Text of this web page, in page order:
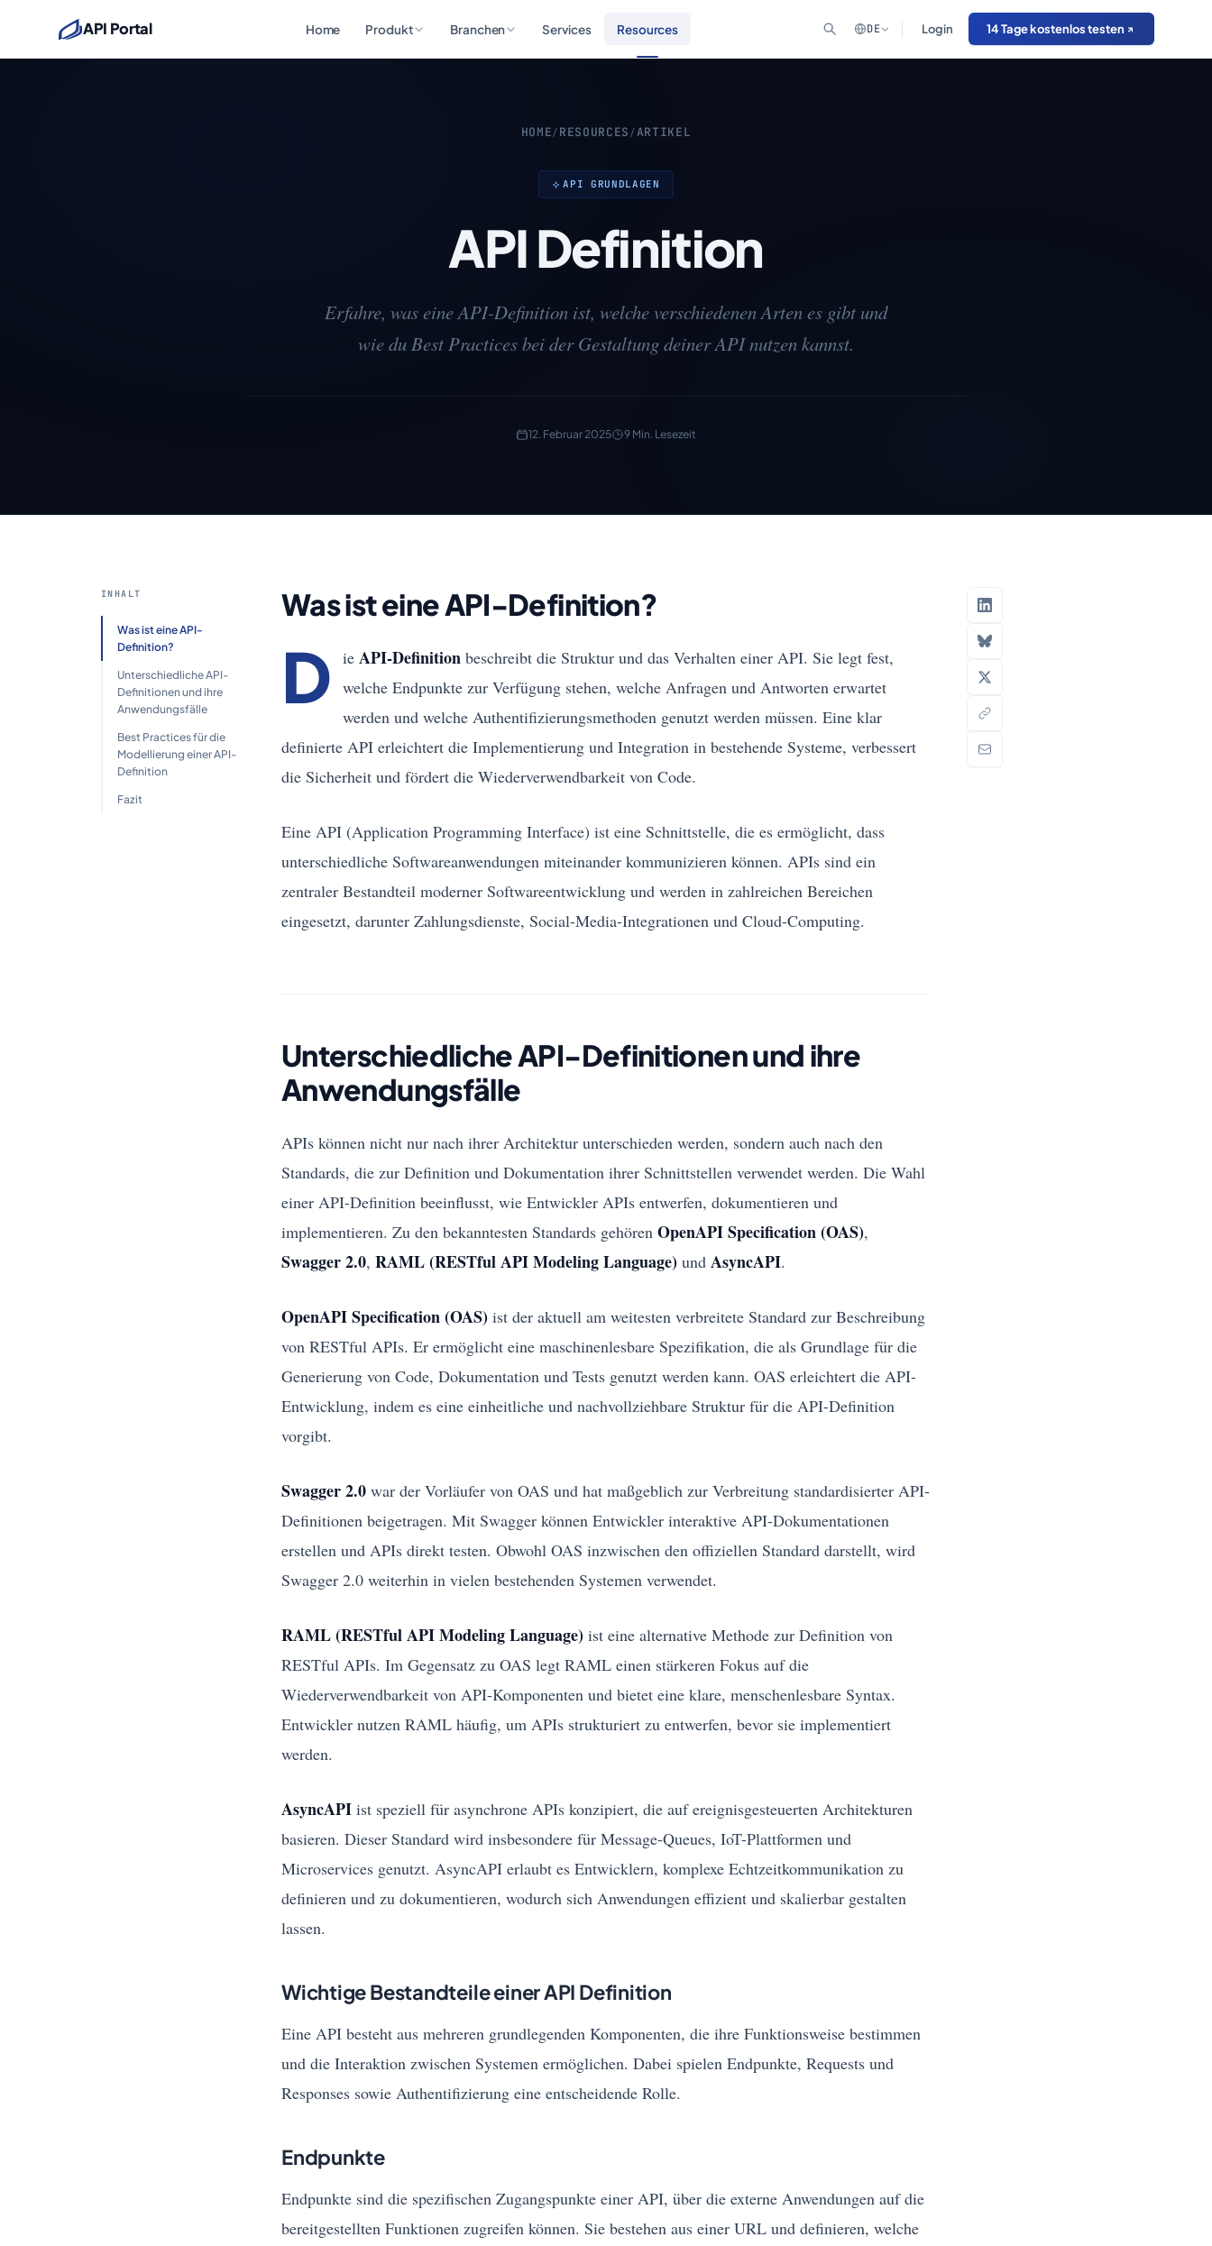
API Portal Home Produkt Branchen Services Resources DE Login 14 Tage kostenlos testen
HOME / RESOURCES /ARTIKEL
API GRUNDLAGEN
API Definition
Erfahre, was eine API-Definition ist, welche verschiedenen Arten es gibt und
wie du Best Practices bei der Gestaltung deiner API nutzen kannst.
12. Februar 2025 9 Min. Lesezeit
INHALT
Was ist eine API-
Definition?
Unterschiedliche API-
Definitionen und ihre
Anwendungsfälle
Best Practices für die
Modellierung einer API-
Definition
Fazit
Was ist eine API-Definition?
D ie API-Definition beschreibt die Struktur und das Verhalten einer API. Sie legt fest,
welche Endpunkte zur Verfügung stehen, welche Anfragen und Antworten erwartet
werden und welche Authentifizierungsmethoden genutzt werden müssen. Eine klar
definierte API erleichtert die Implementierung und Integration in bestehende Systeme, verbessert
die Sicherheit und fördert die Wiederverwendbarkeit von Code.
Eine API (Application Programming Interface) ist eine Schnittstelle, die es ermöglicht, dass
unterschiedliche Softwareanwendungen miteinander kommunizieren können. APIs sind ein
zentraler Bestandteil moderner Softwareentwicklung und werden in zahlreichen Bereichen
eingesetzt, darunter Zahlungsdienste, Social-Media-Integrationen und Cloud-Computing.
Unterschiedliche API-Definitionen und ihre
Anwendungsfälle
APIs können nicht nur nach ihrer Architektur unterschieden werden, sondern auch nach den
Standards, die zur Definition und Dokumentation ihrer Schnittstellen verwendet werden. Die Wahl
einer API-Definition beeinflusst, wie Entwickler APIs entwerfen, dokumentieren und
implementieren. Zu den bekanntesten Standards gehören OpenAPI Specification (OAS),
Swagger 2.0, RAML (RESTful API Modeling Language) und AsyncAPI.
OpenAPI Specification (OAS) ist der aktuell am weitesten verbreitete Standard zur Beschreibung
von RESTful APIs. Er ermöglicht eine maschinenlesbare Spezifikation, die als Grundlage für die
Generierung von Code, Dokumentation und Tests genutzt werden kann. OAS erleichtert die API-
Entwicklung, indem es eine einheitliche und nachvollziehbare Struktur für die API-Definition
vorgibt.
Swagger 2.0 war der Vorläufer von OAS und hat maßgeblich zur Verbreitung standardisierter API-
Definitionen beigetragen. Mit Swagger können Entwickler interaktive API-Dokumentationen
erstellen und APIs direkt testen. Obwohl OAS inzwischen den offiziellen Standard darstellt, wird
Swagger 2.0 weiterhin in vielen bestehenden Systemen verwendet.
RAML (RESTful API Modeling Language) ist eine alternative Methode zur Definition von
RESTful APIs. Im Gegensatz zu OAS legt RAML einen stärkeren Fokus auf die
Wiederverwendbarkeit von API-Komponenten und bietet eine klare, menschenlesbare Syntax.
Entwickler nutzen RAML häufig, um APIs strukturiert zu entwerfen, bevor sie implementiert
werden.
AsyncAPI ist speziell für asynchrone APIs konzipiert, die auf ereignisgesteuerten Architekturen
basieren. Dieser Standard wird insbesondere für Message-Queues, IoT-Plattformen und
Microservices genutzt. AsyncAPI erlaubt es Entwicklern, komplexe Echtzeitkommunikation zu
definieren und zu dokumentieren, wodurch sich Anwendungen effizient und skalierbar gestalten
lassen.
Wichtige Bestandteile einer API Definition
Eine API besteht aus mehreren grundlegenden Komponenten, die ihre Funktionsweise bestimmen
und die Interaktion zwischen Systemen ermöglichen. Dabei spielen Endpunkte, Requests und
Responses sowie Authentifizierung eine entscheidende Rolle.
Endpunkte
Endpunkte sind die spezifischen Zugangspunkte einer API, über die externe Anwendungen auf die
bereitgestellten Funktionen zugreifen können. Sie bestehen aus einer URL und definieren, welche